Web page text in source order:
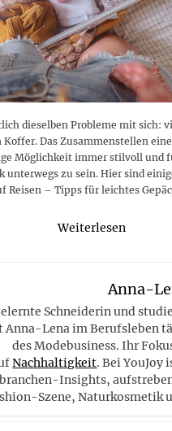
und was bei
beachten ist
dieselben Probleme mit sich:
Das Zusammenstellen
Möglichkeit immer stilvoll und
unterwegs zu sein. Hier sind
Reisen – Tipps für leichtes
Weiterlesen
Anna-
Schneiderin und
Anna-Lena im Berufsleben
des Modebusiness. Ihr
Nachhaltigkeit. Bei YouJoy
Insights,
Szene, Naturkosmetik